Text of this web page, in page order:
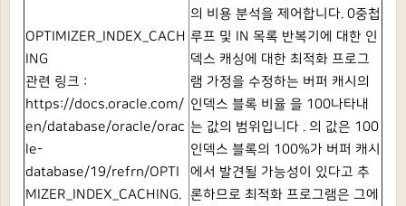
OPTIMIZER_INDEX_CACH
ING
관련 링크 :
https://docs.oracle.com/
en/database/oracle/orac
le-
database/19/refrn/OPTI
MIZER_INDEX_CACHING.
의 비용 분석을 제어합니다. 0중첩
루프 및 IN 목록 반복기에 대한 인
덱스 캐싱에 대한 최적화 프로그
램 가정을 수정하는 버퍼 캐시의
인덱스 블록 비율 을 100나타내
는 값의 범위입니다 . 의 값은 100
인덱스 블록의 100%가 버퍼 캐시
에서 발견될 가능성이 있다고 추
론하므로 최적화 프로그램은 그에